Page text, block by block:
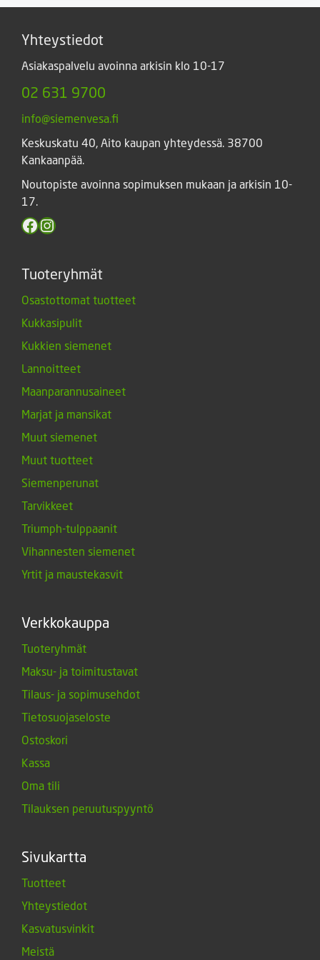
Yhteystiedot
Asiakaspalvelu avoinna arkisin klo 10-17
02 631 9700
info@siemenvesa.fi
Keskuskatu 40, Aito kaupan yhteydessä. 38700
Kankaanpää.
Noutopiste avoinna sopimuksen mukaan ja arkisin 10-
17.
Facebook
Instagram
Tuoteryhmät
Osastottomat tuotteet
Kukkasipulit
Kukkien siemenet
Lannoitteet
Maanparannusaineet
Marjat ja mansikat
Muut siemenet
Muut tuotteet
Siemenperunat
Tarvikkeet
Triumph-tulppaanit
Vihannesten siemenet
Yrtit ja maustekasvit
Verkkokauppa
Tuoteryhmät
Maksu- ja toimitustavat
Tilaus- ja sopimusehdot
Tietosuojaseloste
Ostoskori
Kassa
Oma tili
Tilauksen peruutuspyyntö
Sivukartta
Tuotteet
Yhteystiedot
Kasvatusvinkit
Meistä